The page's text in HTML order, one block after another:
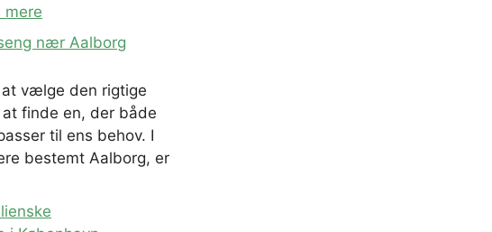
nær Aalborg
vælge den rigtige
finde en, der både
til ens behov. I
bestemt Aalborg, er